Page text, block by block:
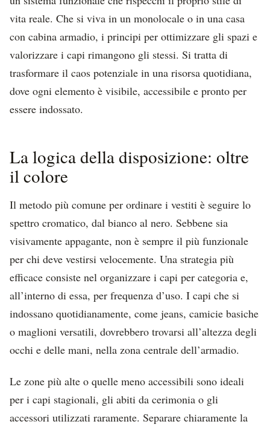
vita reale. Che si viva in un monolocale o in una casa
con cabina armadio, i principi per ottimizzare gli spazi e
valorizzare i capi rimangono gli stessi. Si tratta di
trasformare il caos potenziale in una risorsa quotidiana,
dove ogni elemento è visibile, accessibile e pronto per
essere indossato.
La logica della disposizione: oltre
il colore
Il metodo più comune per ordinare i vestiti è seguire lo
spettro cromatico, dal bianco al nero. Sebbene sia
visivamente appagante, non è sempre il più funzionale
per chi deve vestirsi velocemente. Una strategia più
efficace consiste nel organizzare i capi per categoria e,
all’interno di essa, per frequenza d’uso. I capi che si
indossano quotidianamente, come jeans, camicie basiche
o maglioni versatili, dovrebbero trovarsi all’altezza degli
occhi e delle mani, nella zona centrale dell’armadio.
Le zone più alte o quelle meno accessibili sono ideali
per i capi stagionali, gli abiti da cerimonia o gli
accessori utilizzati raramente. Separare chiaramente la